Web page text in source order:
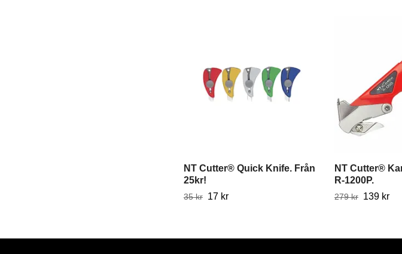
NT Cutter® Quick Knife. Från
25kr!
35 kr 17 kr
NT Cutter®
R-1200P.
279 kr 139 kr